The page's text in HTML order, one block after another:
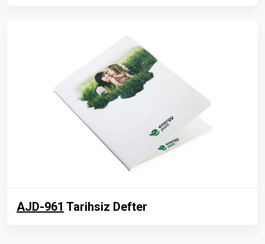
AJD-961 Tarihsiz Defter